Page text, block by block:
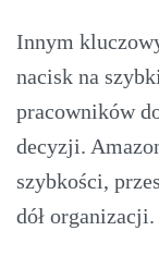
Innym
nacisk na
pracowników
decyzji.
szybkości,
dół organizacji.